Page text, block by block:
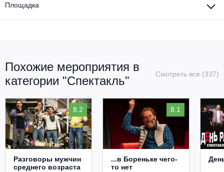
Площадка
Похожие мероприятия в
категории "Спектакль"
Смотреть все (337)
8.2
Разговоры мужчин
среднего возраста
8.1
...в Бореньке чего-
то нет